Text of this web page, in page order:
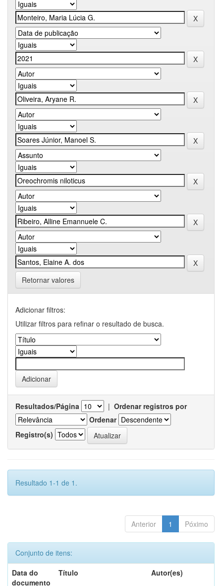
Retornar valores
Adicionar filtros:
Utilizar filtros para refinar o resultado de busca.
Resultados/Página | Ordenar registros por
Ordenar
Registro(s)
Resultado 1-1 de 1.
Anterior 1 Póximo
Conjunto de itens:
Data do
documento
Título Autor(es)